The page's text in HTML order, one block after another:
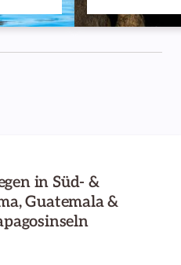
in Süd- &
Guatemala &